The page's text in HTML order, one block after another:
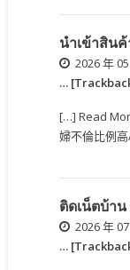
นำเข้าสิน
2026 年
…
[…] Read
婦不倫比例
ติดเน็ตบ้าน
2026 年
…